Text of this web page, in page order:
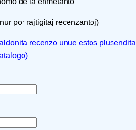
de la enmetanto
por rajtigitaj recenzantoj)
recenzo unue estos plusendita